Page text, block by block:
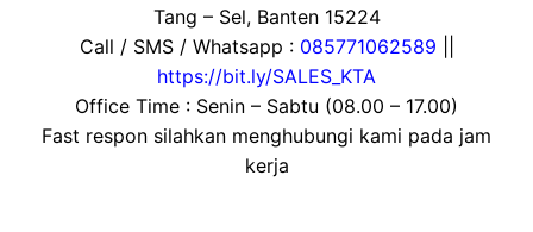
Tang – Sel, Banten 15224
Call / SMS / Whatsapp : 085771062589
https://bit.ly/SALES_KTA
Office Time : Senin – Sabtu (08.00 – 17.00)
Fast respon silahkan menghubungi kami pada jam
kerja